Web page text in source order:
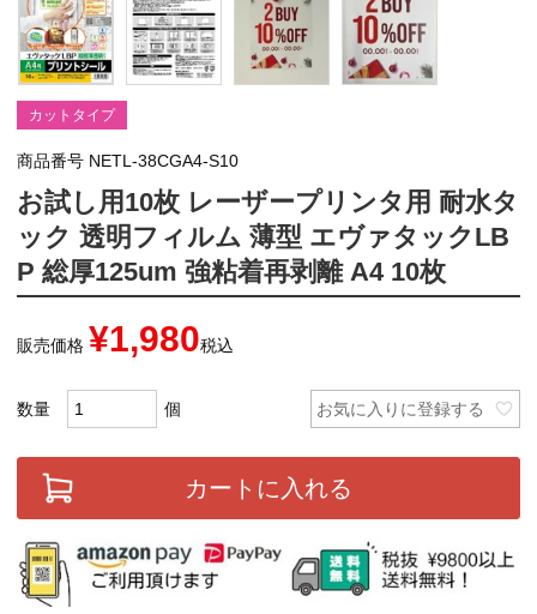
カットタイプ
商品番号 NETL-38CGA4-S10
お試し用10枚 レーザープリンタ用 耐水タ
ック 透明フィルム 薄型 エヴァタックLB
P 総厚125um 強粘着再剥離 A4 10枚
販売価格 ¥1,980税込
お気に入りに登録する
カートに入れる